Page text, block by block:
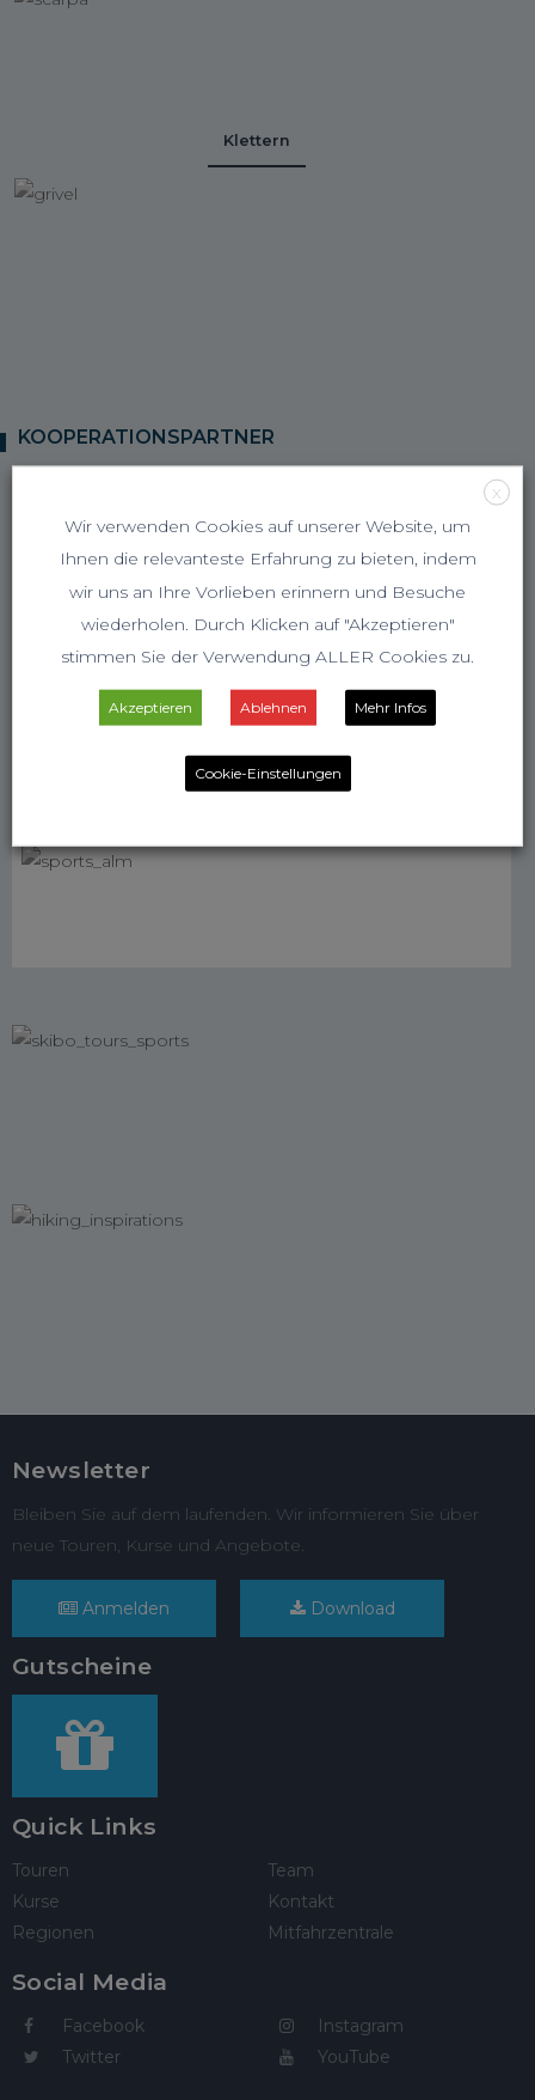
Klettern
KOOPERATIONSPARTNER
Newsletter
Bleiben Sie auf dem laufenden. Wir informieren Sie über
neue Touren, Kurse und Angebote.
Anmelden Download
Gutscheine
Quick Links
Touren
Kurse
Regionen
Team
Kontakt
Mitfahrzentrale
Social Media
Facebook
Twitter
Instagram
YouTube
X
Wir verwenden Cookies auf unserer Website, um
Ihnen die relevanteste Erfahrung zu bieten, indem
wir uns an Ihre Vorlieben erinnern und Besuche
wiederholen. Durch Klicken auf "Akzeptieren"
stimmen Sie der Verwendung ALLER Cookies zu.
Akzeptieren Ablehnen Mehr Infos
Cookie-Einstellungen